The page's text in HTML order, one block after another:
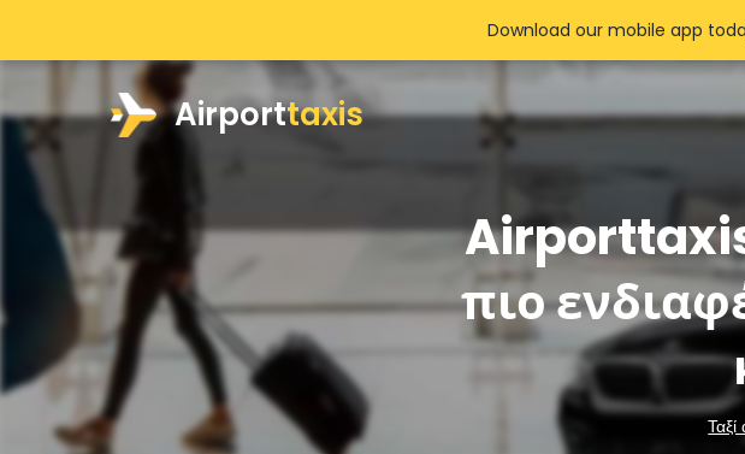
Airporttaxis
πιο
Download our mobile app